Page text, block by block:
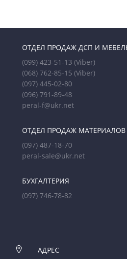
ОТДЕЛ ПРОДАЖ ДСП И
(099) 423-51-13 (Viber)
(068) 762-85-15 (Viber)
(097) 445-02-80
(096) 791-89-48
peral-f@ukr.net
ОТДЕЛ ПРОДАЖ МАТЕРИАЛОВ
(097) 487-18-70
peral-sale@ukr.net
БУХГАЛТЕРИЯ
(097) 746-78-82

АДРЕС